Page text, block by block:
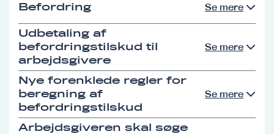
Befordring Se mere
Udbetaling af
befordringstilskud til
arbejdsgivere
Se mere
Nye forenklede regler for
beregning af
befordringstilskud
Se mere
Arbejdsgiveren skal søge